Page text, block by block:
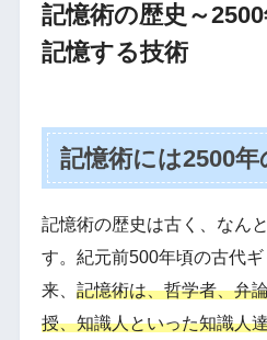
記憶術の歴史～
記憶する技術
記憶術には2500
記憶術の歴史は古く、なんと
す。紀元前500年頃の古代
来、 記憶術は、哲学者、弁
授、知識人といった知識人